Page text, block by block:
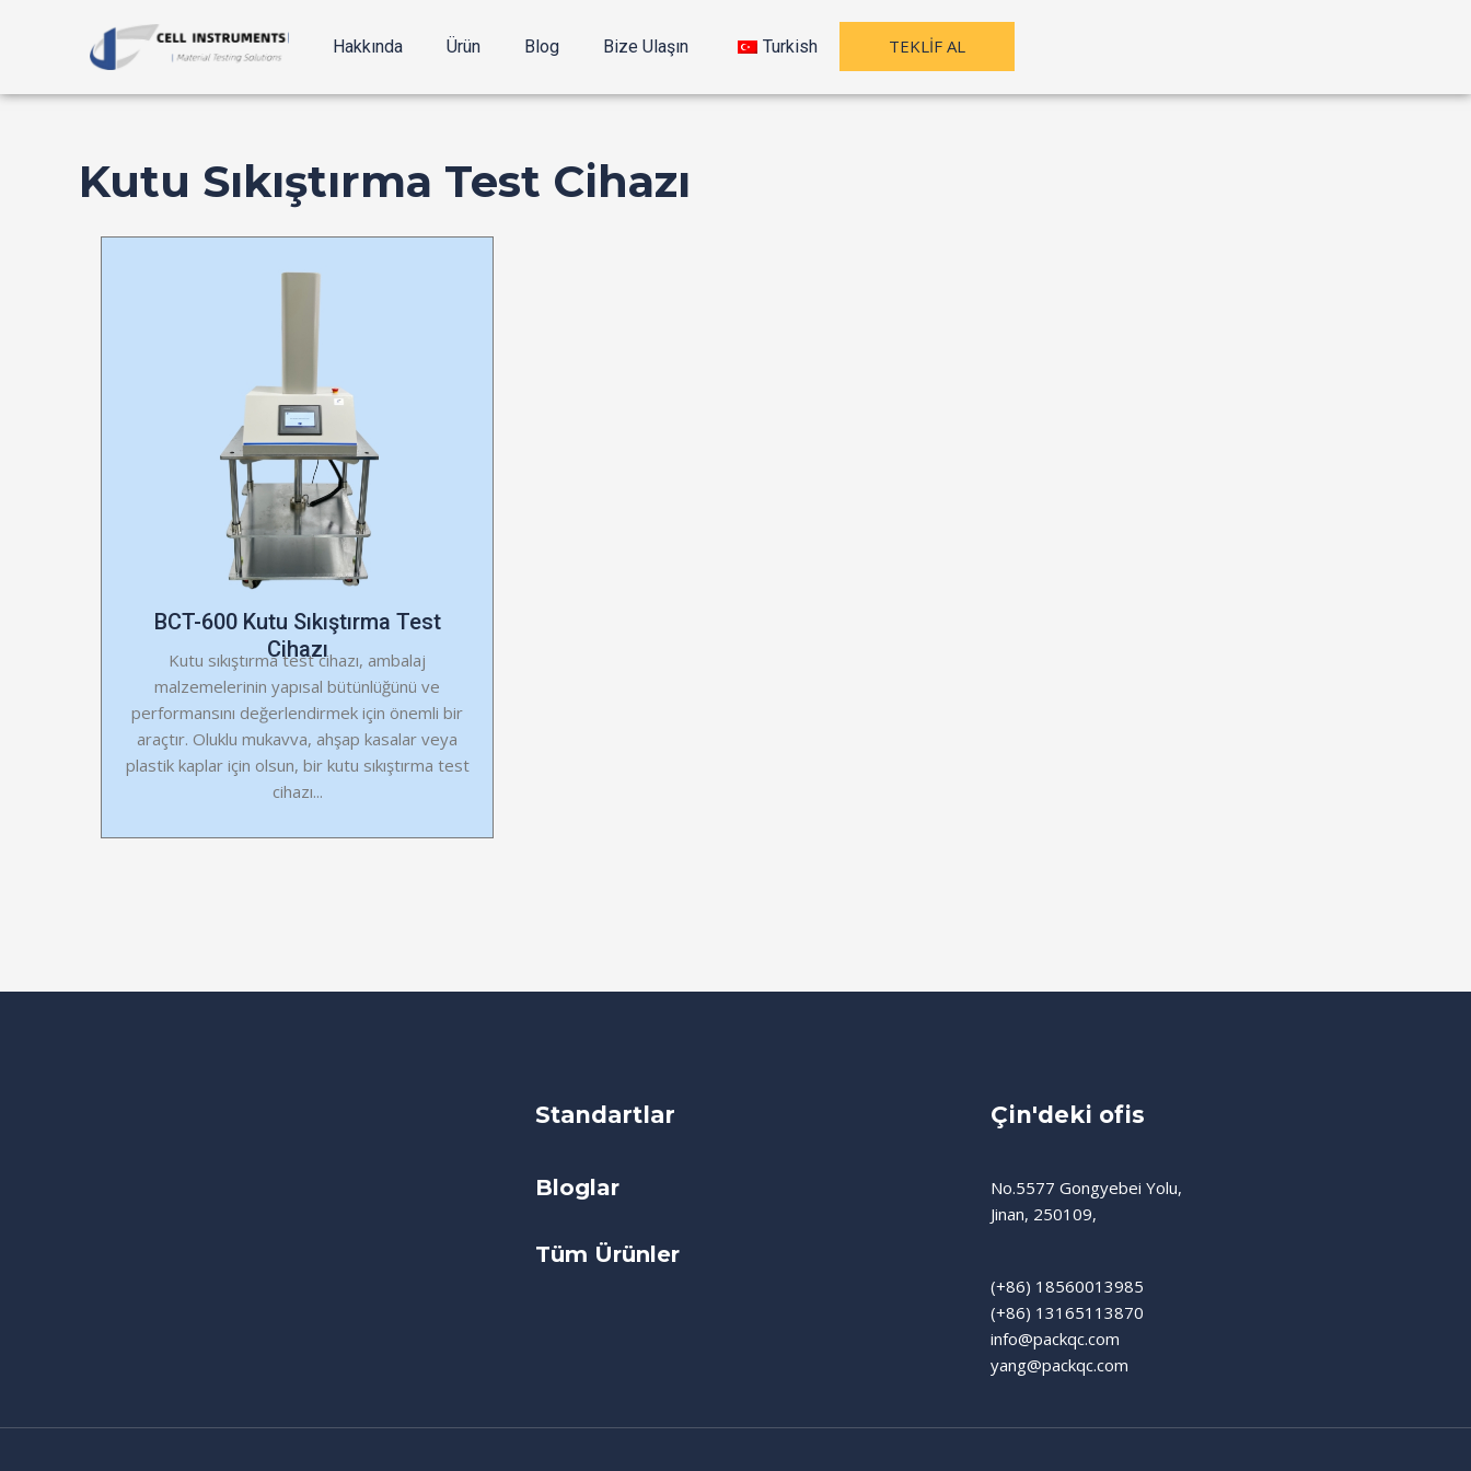
Hakkında Ürün Blog Bize Ulaşın Turkish TEKLİF AL
Kutu Sıkıştırma Test Cihazı
BCT-600 Kutu Sıkıştırma Test
Cihazı
Kutu sıkıştırma test cihazı, ambalaj
malzemelerinin yapısal bütünlüğünü ve
performansını değerlendirmek için önemli bir
araçtır. Oluklu mukavva, ahşap kasalar veya
plastik kaplar için olsun, bir kutu sıkıştırma test
cihazı...
Standartlar
Bloglar
Tüm Ürünler
Çin'deki ofis
No.5577 Gongyebei Yolu,
Jinan, 250109,
(+86) 18560013985
(+86) 13165113870
info@packqc.com
yang@packqc.com